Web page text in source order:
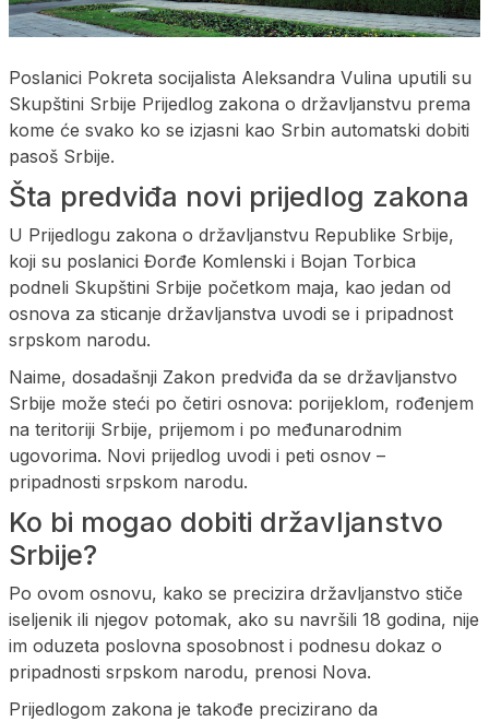
Poslanici Pokreta socijalista Aleksandra Vulina uputili su
Skupštini Srbije Prijedlog zakona o državljanstvu prema
kome će svako ko se izjasni kao Srbin automatski dobiti
pasoš Srbije.
Šta predviđa novi prijedlog zakona
U Prijedlogu zakona o državljanstvu Republike Srbije,
koji su poslanici Đorđe Komlenski i Bojan Torbica
podneli Skupštini Srbije početkom maja, kao jedan od
osnova za sticanje državljanstva uvodi se i pripadnost
srpskom narodu.
Naime, dosadašnji Zakon predviđa da se državljanstvo
Srbije može steći po četiri osnova: porijeklom, rođenjem
na teritoriji Srbije, prijemom i po međunarodnim
ugovorima. Novi prijedlog uvodi i peti osnov –
pripadnosti srpskom narodu.
Ko bi mogao dobiti državljanstvo
Srbije?
Po ovom osnovu, kako se precizira državljanstvo stiče
iseljenik ili njegov potomak, ako su navršili 18 godina, nije
im oduzeta poslovna sposobnost i podnesu dokaz o
pripadnosti srpskom narodu, prenosi Nova.
Prijedlogom zakona je takođe precizirano da